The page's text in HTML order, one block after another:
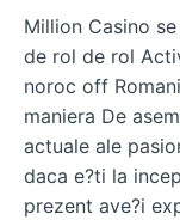
Million Casino
de rol de rol
noroc off
maniera De
actuale ale
daca e?ti la
prezent ave?i